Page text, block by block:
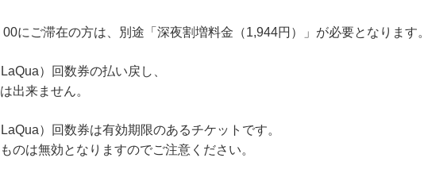
にご滞在の方は、別途「深夜割増料金（1,944円）」が必要となります。
）回数券の払い戻し、
出来ません。
）回数券は有効期限のあるチケットです。
のは無効となりますのでご注意ください。